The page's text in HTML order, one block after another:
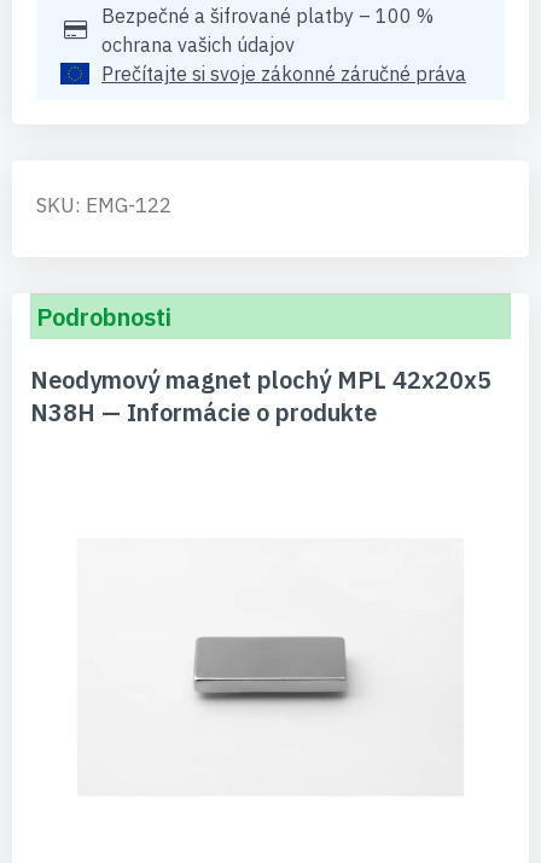
Bezpečné a šifrované platby – 100 %
ochrana vašich údajov
Prečítajte si svoje zákonné záručné práva
SKU: EMG-122
Podrobnosti
Neodymový magnet plochý MPL 42x20x5
N38H — Informácie o produkte